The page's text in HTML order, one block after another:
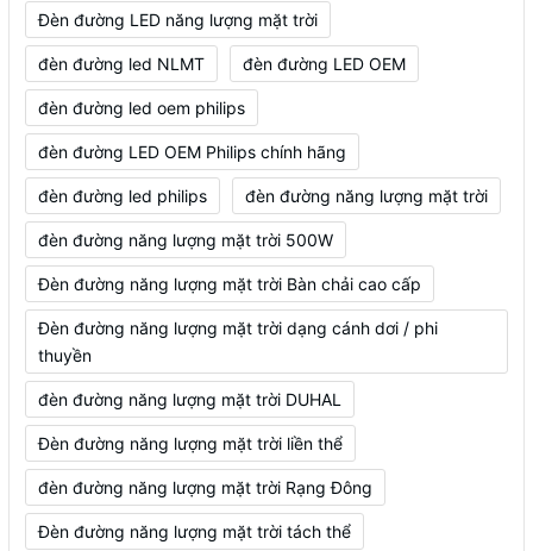
Đèn đường LED năng lượng mặt trời
đèn đường led NLMT đèn đường LED OEM
đèn đường led oem philips
đèn đường LED OEM Philips chính hãng
đèn đường led philips đèn đường năng lượng mặt trời
đèn đường năng lượng mặt trời 500W
Đèn đường năng lượng mặt trời Bàn chải cao cấp
Đèn đường năng lượng mặt trời dạng cánh dơi / phi
thuyền
đèn đường năng lượng mặt trời DUHAL
Đèn đường năng lượng mặt trời liền thể
đèn đường năng lượng mặt trời Rạng Đông
Đèn đường năng lượng mặt trời tách thể